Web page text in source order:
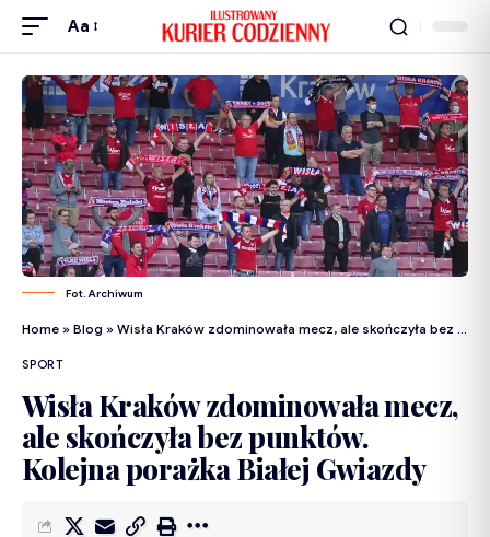
Aa
Fot. Archiwum
Home » Blog » Wisła Kraków zdominowała mecz, ale skończyła bez punktów. Kolejna porażka Białej Gwiazdy
SPORT
Wisła Kraków zdominowała mecz,
ale skończyła bez punktów.
Kolejna porażka Białej Gwiazdy